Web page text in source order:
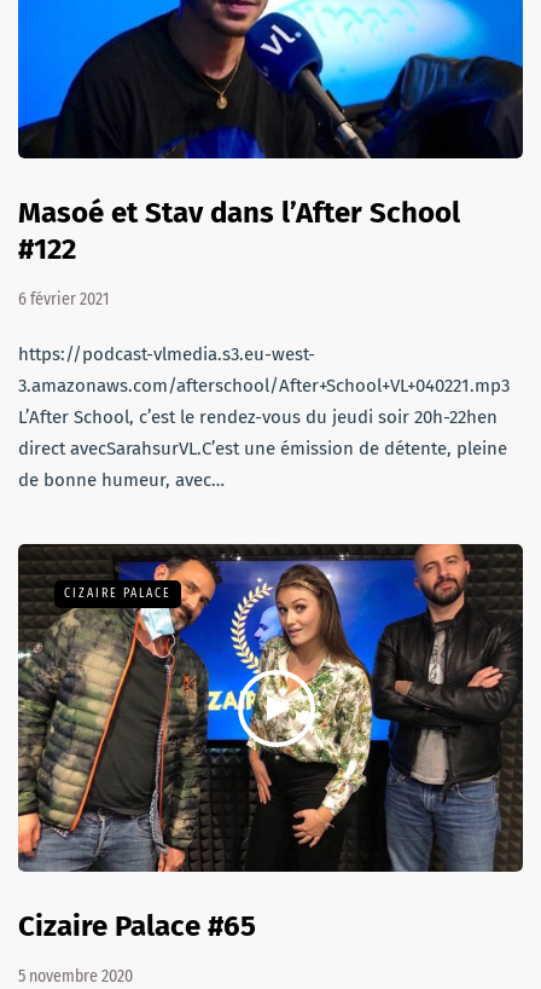
Masoé et Stav dans l’After School
#122
6 février 2021
https://podcast-vlmedia.s3.eu-west-
3.amazonaws.com/afterschool/After+School+VL+040221.mp3
L’After School, c’est le rendez-vous du jeudi soir 20h-22hen
direct avecSarahsurVL.C’est une émission de détente, pleine
de bonne humeur, avec…
CIZAIRE PALACE
Cizaire Palace #65
5 novembre 2020